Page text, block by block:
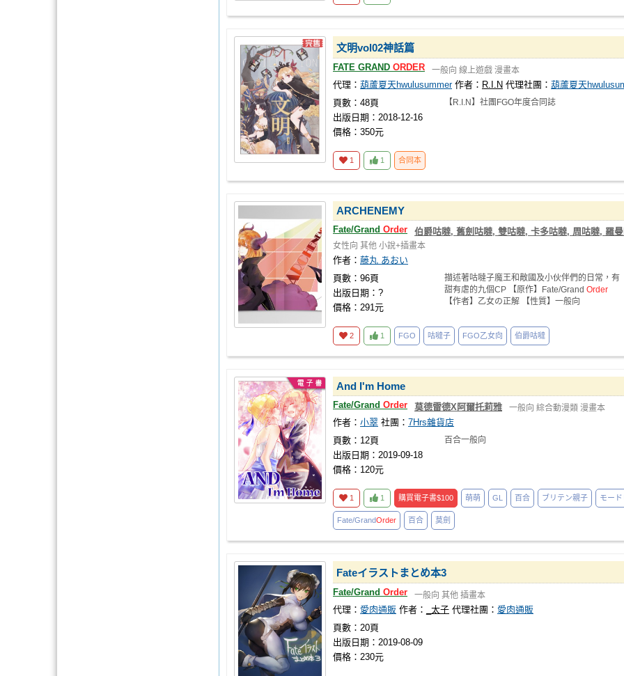
文明vol02神話篇
FATE GRAND ORDER 一般向 線上遊戲 漫畫本
代理： 葫蘆夏天hwulusummer作者： R.I.N 代理社團： 葫蘆夏天
頁數：48頁
出版日期：2018-12-16
價格：350元
【R.I.N】社團FGO年度合同誌
1 1 合同本
ARCHENEMY
Fate/Grand Order 伯爵咕噠, 舊劍咕噠, 雙咕噠, 卡多咕噠, 周咕噠, 羅
女性向 其他 小說+插畫本
作者： 藤丸 あおい
頁數：96頁
出版日期：?
價格：291元
描述著咕噠子魔王和敵國及小伙伴們的日常，有
甜有虐的九個CP 【原作】Fate/Grand Order
【作者】乙女の正解 【性質】一般向
2 1 FGO 咕噠子 FGO乙女向 伯爵咕噠
And I'm Home
Fate/Grand Order 莫德雷德X阿爾托莉雅 一般向 綜合動漫類 漫畫本
作者： 小翠 社團： 7Hrs雜貨店
頁數：12頁
出版日期：2019-09-18
價格：120元
百合一般向
1 1 購買電子書$100 萌萌 GL 百合 ブリテン親子 モー
Fate/GrandOrder 百合 莫劍
Fateイラストまとめ本3
Fate/Grand Order 一般向 其他 插畫本
代理： 愛肉通販 作者： _太子 代理社團： 愛肉通販
頁數：20頁
出版日期：2019-08-09
價格：230元